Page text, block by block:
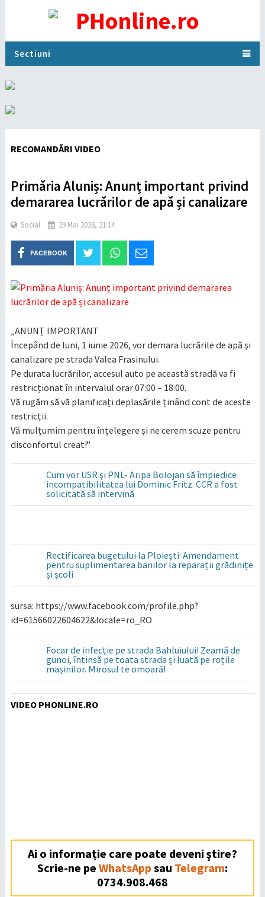
Sectiuni
RECOMANDĂRI VIDEO
Primăria Aluniș: Anunț important privind
demararea lucrărilor de apă și canalizare
Social 29 Mai 2026, 21:14
FACEBOOK
„ANUNȚ IMPORTANT
Începând de luni, 1 iunie 2026, vor demara lucrările de apă și
canalizare pe strada Valea Frasinului.
Pe durata lucrărilor, accesul auto pe această stradă va fi
restricționat în intervalul orar 07:00 – 18:00.
Vă rugăm să vă planificați deplasările ținând cont de aceste
restricții.
Vă mulțumim pentru înțelegere și ne cerem scuze pentru
disconfortul creat!”
Cum vor USR şi PNL- Aripa Bolojan să împiedice
incompatibilitatea lui Dominic Fritz. CCR a fost
solicitată să intervină
Rectificarea bugetului la Ploiești: Amendament
pentru suplimentarea banilor la reparații grădinițe
și școli
sursa: https://www.facebook.com/profile.php?
id=61566022604622&locale=ro_RO
Focar de infecție pe strada Bahluiului! Zeamă de
gunoi, întinsă pe toata strada și luată pe roțile
mașinilor. Mirosul te omoară!
VIDEO PHONLINE.RO
Ai o informație care poate deveni ştire?
Scrie-ne pe WhatsApp sau Telegram:
0734.908.468